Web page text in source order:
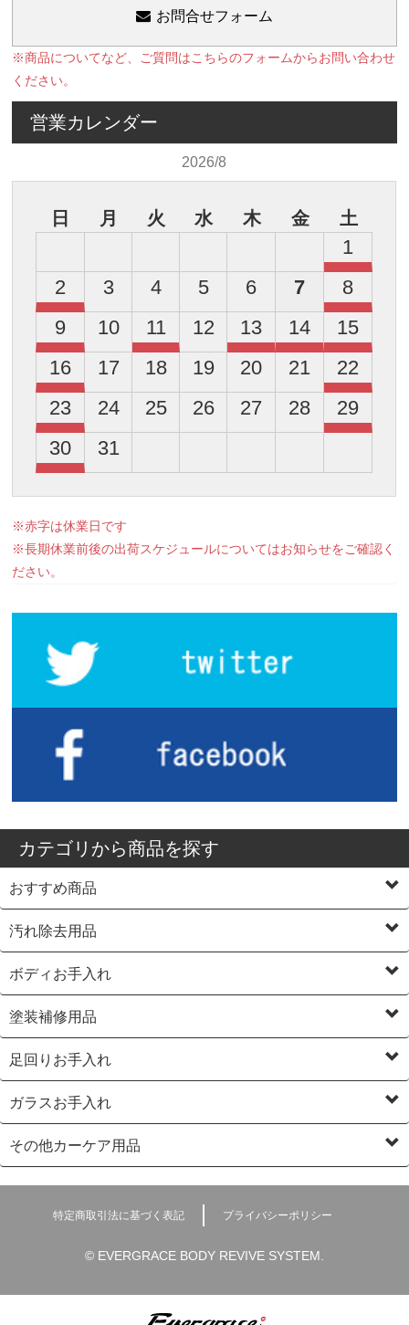
お問合せフォーム
※商品についてなど、ご質問はこちらのフォームからお問い合わせ
ください。
営業カレンダー
2026/8
日 月 火 水 木 金 土
1
2
3 4 5 6 7
8
9
10 11 12 13 14
15
16
17 18 19 20 21
22
23
24 25 26 27 28
29
30
31
※赤字は休業日です
※長期休業前後の出荷スケジュールについてはお知らせをご確認く
ださい。
カテゴリから商品を探す
おすすめ商品
汚れ除去用品
ボディお手入れ
塗装補修用品
足回りお手入れ
ガラスお手入れ
その他カーケア用品
特定商取引法に基づく表記 プライバシーポリシー
© EVERGRACE BODY REVIVE SYSTEM.